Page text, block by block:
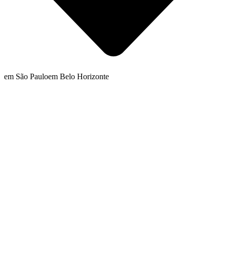
em São Pauloem Belo Horizonte